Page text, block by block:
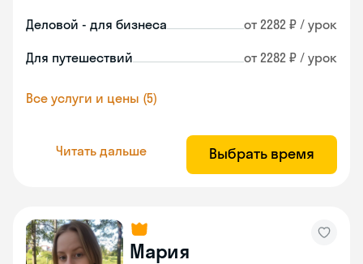
Деловой - для бизнеса от 2282 ₽ / урок
Для путешествий от 2282 ₽ / урок
Все услуги и цены (5)
Читать дальше Выбрать время
Мария